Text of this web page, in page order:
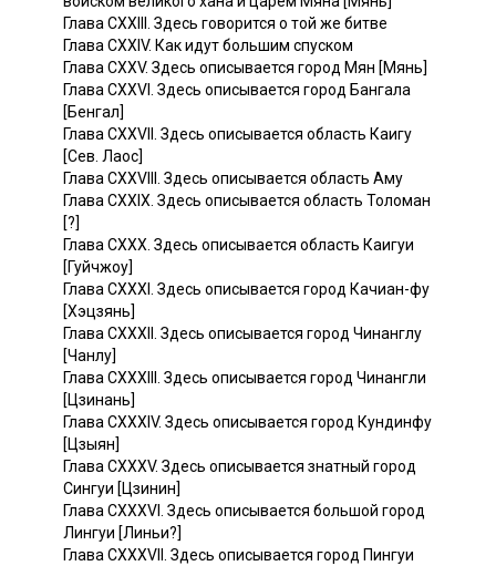
Глава СХХIII. Здесь говорится о той же битве
Глава CXXIV. Как идут большим спуском
Глава CXXV. Здесь описывается город Мян [Мянь]
Глава CXXVI. Здесь описывается город Бангала
[Бенгал]
Глава CXXVII. Здесь описывается область Каигу
[Сев. Лаос]
Глава CXXVIII. Здесь описывается область Аму
Глава CXXIX. Здесь описывается область Толоман
[?]
Глава СХХХ. Здесь описывается область Каигуи
[Гуйчжоу]
Глава CXXXI. Здесь описывается город Качиан-фу
[Хэцзянь]
Глава СХХХII. Здесь описывается город Чинанглу
[Чанлу]
Глава СХХХIII. Здесь описывается город Чинангли
[Цзинань]
Глава CXXXIV. Здесь описывается город Кундинфу
[Цзыян]
Глава CXXXV. Здесь описывается знатный город
Сингуи [Цзинин]
Глава CXXXVI. Здесь описывается большой город
Лингуи [Линьи?]
Глава CXXXVII. Здесь описывается город Пингуи